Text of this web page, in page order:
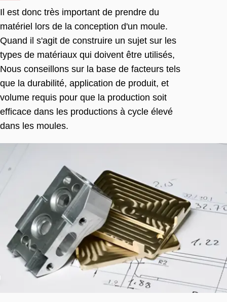
Il est donc très important de prendre du
matériel lors de la conception d'un moule.
Quand il s'agit de construire un sujet sur les
types de matériaux qui doivent être utilisés,
Nous conseillons sur la base de facteurs tels
que la durabilité, application de produit, et
volume requis pour que la production soit
efficace dans les productions à cycle élevé
dans les moules.